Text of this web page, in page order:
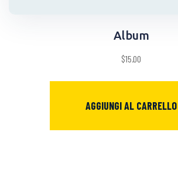
Album
$15.00
AGGIUNGI AL CARRELLO